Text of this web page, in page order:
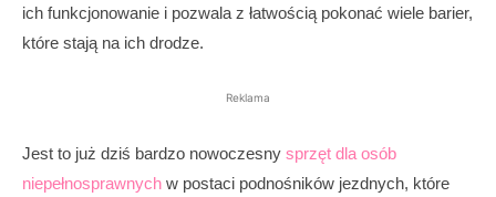
ich funkcjonowanie i pozwala z łatwością pokonać wiele barier,
które stają na ich drodze.
Reklama
Jest to już dziś bardzo nowoczesny sprzęt dla osób
niepełnosprawnych w postaci podnośników jezdnych, które